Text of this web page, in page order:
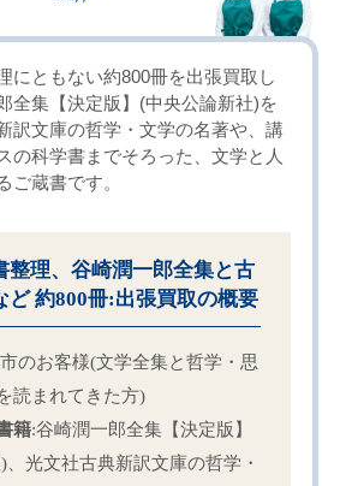
にともない約800冊を出張買取し
全集【決定版】(中央公論新社)を
訳文庫の哲学・文学の名著や、講
の科学書までそろった、文学と人
ご蔵書です。
整理、谷崎潤一郎全集と古
ど 約800冊:出張買取の概要
のお客様(文学全集と哲学・思
読まれてきた方)
籍:谷崎潤一郎全集【決定版】
光文社古典新訳文庫の哲学・